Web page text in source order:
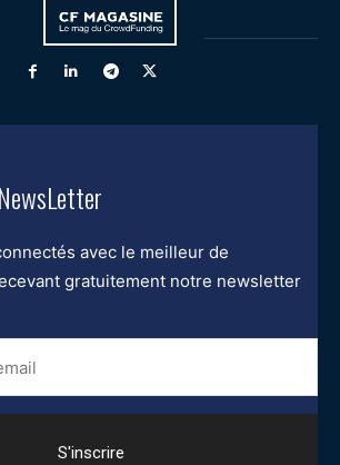
avec le meilleur de
gratuitement notre newsletter